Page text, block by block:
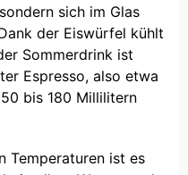
sich im Glas
der Eiswürfel kühlt
Sommerdrink ist
Espresso, also etwa
bis 180 Millilitern
Temperaturen ist es